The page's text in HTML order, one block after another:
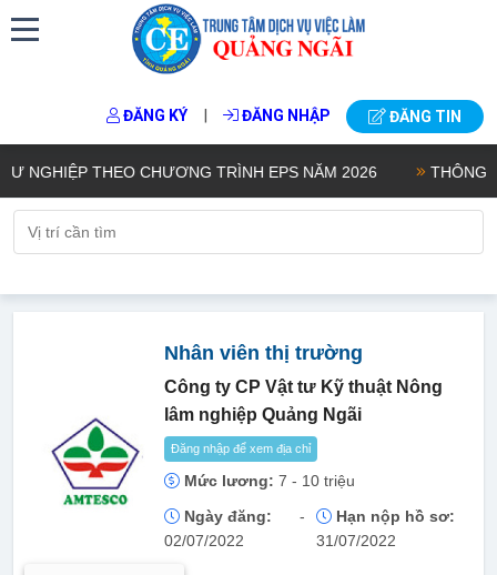
ĐĂNG KÝ | ĐĂNG NHẬP ĐĂNG TIN
THEO CHƯƠNG TRÌNH EPS NĂM 2026 THÔNG
Nhân viên thị trường
Công ty CP Vật tư Kỹ thuật Nông
lâm nghiệp Quảng Ngãi
Đăng nhập để xem địa chỉ
Mức lương: 7 - 10 triệu
Ngày đăng:
02/07/2022
-
Hạn nộp hồ sơ:
31/07/2022